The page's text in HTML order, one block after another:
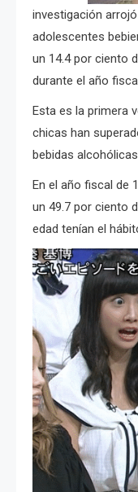
investigación
adolescentes
un 14.4 por ciento
durante el año
Esta es la primera
chicas han
bebidas
En el año fiscal de
un 49.7 por ciento
edad tenían el